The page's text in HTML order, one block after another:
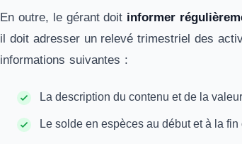
En outre, le gérant doit informer
il doit adresser un relevé trimestriel des
informations suivantes :
La description du contenu et de la
Le solde en espèces au début et à la